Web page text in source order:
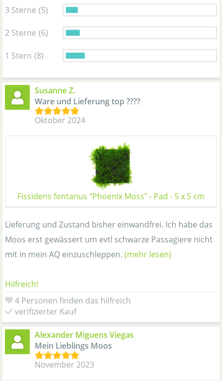
3 Sterne (5)
2 Sterne (6)
1 Stern (8)
Susanne Z.
Ware und Lieferung top ????
Oktober 2024
Fissidens fontanus "Phoenix Moss" - Pad - 5 x 5 cm
Lieferung und Zustand bisher einwandfrei. Ich habe das
Moos erst gewässert um evtl schwarze Passagiere nicht
mit in mein AQ einzuschleppen. (mehr lesen)
Hilfreich!
4 Personen finden das hilfreich
verifizierter Kauf
Alexander Miguens Viegas
Mein Lieblings Moos
November 2023